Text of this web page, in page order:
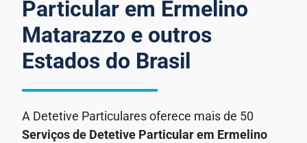
Particular em Ermelino
Matarazzo e outros
Estados do Brasil
A Detetive Particulares oferece mais de 50
Serviços de Detetive Particularem Ermelino